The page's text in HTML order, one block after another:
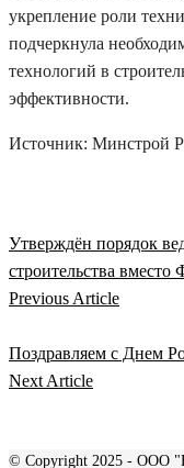
укрепление роли
подчеркнула
технологий в
эффективности.
Источник: Минстрой
Утверждён порядок
строительства
Previous Article
Поздравляем с Днем
Next Article
© Copyright 2025 - ООО